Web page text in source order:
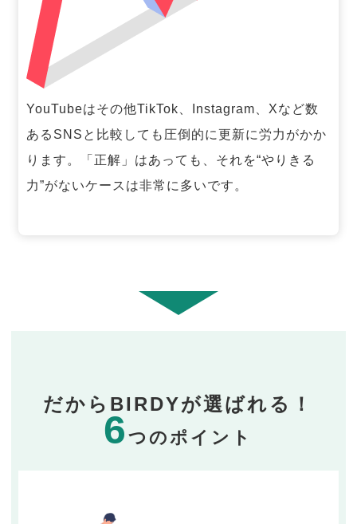
YouTubeはその他TikTok、Instagram、Xなど数
あるSNSと比較しても圧倒的に更新に労力がかか
ります。「正解」はあっても、それを“やりきる
力”がないケースは非常に多いです。
だからBIRDYが選ばれる！
6つのポイント